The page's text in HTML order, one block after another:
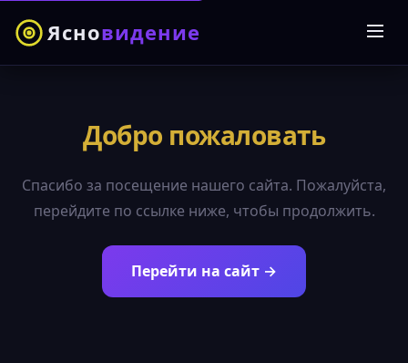
Ясновидение
Добро пожаловать
Спасибо за посещение нашего сайта. Пожалуйста,
перейдите по ссылке ниже, чтобы продолжить.
Перейти на сайт →